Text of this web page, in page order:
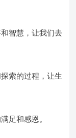
智慧，让我们去
索的过程，让生
足和感恩。